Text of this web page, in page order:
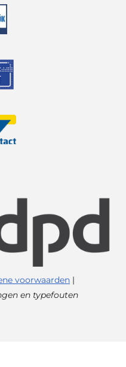
voorwaarden |
en typefouten